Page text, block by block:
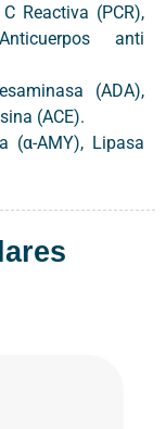
Reactiva (PCR),
anti
(ADA),
(ACE).
(α-AMY), Lipasa